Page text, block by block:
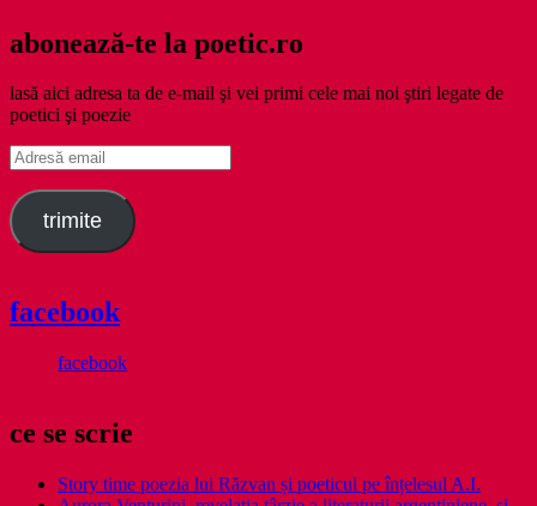
abonează-te la poetic.ro
lasă aici adresa ta de e-mail şi vei primi cele mai noi ştiri legate de
poetici şi poezie
Adresă
email
trimite
facebook
facebook
ce se scrie
Story time poezia lui Răzvan și poeticul pe înțelesul A.I.